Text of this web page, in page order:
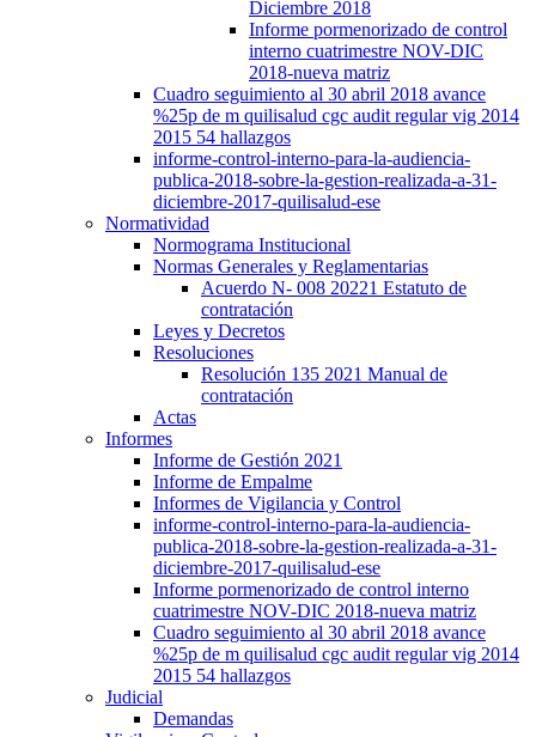
Diciembre 2018
Informe pormenorizado de control
interno cuatrimestre NOV-DIC
2018-nueva matriz
Cuadro seguimiento al 30 abril 2018 avance
%25p de m quilisalud cgc audit regular vig 2014
2015 54 hallazgos
informe-control-interno-para-la-audiencia-
publica-2018-sobre-la-gestion-realizada-a-31-
diciembre-2017-quilisalud-ese
Normatividad
Normograma Institucional
Normas Generales y Reglamentarias
Acuerdo N- 008 20221 Estatuto de
contratación
Leyes y Decretos
Resoluciones
Resolución 135 2021 Manual de
contratación
Actas
Informes
Informe de Gestión 2021
Informe de Empalme
Informes de Vigilancia y Control
informe-control-interno-para-la-audiencia-
publica-2018-sobre-la-gestion-realizada-a-31-
diciembre-2017-quilisalud-ese
Informe pormenorizado de control interno
cuatrimestre NOV-DIC 2018-nueva matriz
Cuadro seguimiento al 30 abril 2018 avance
%25p de m quilisalud cgc audit regular vig 2014
2015 54 hallazgos
Judicial
Demandas